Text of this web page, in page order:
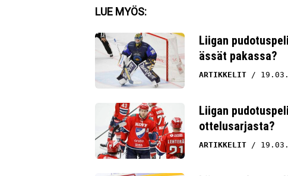
Facebook
Twitter
Whatsapp
LUE MYÖS:
Liigan
ässät pakassa?
ARTIKKELIT
Liigan
ottelusarjasta?
ARTIKKELIT